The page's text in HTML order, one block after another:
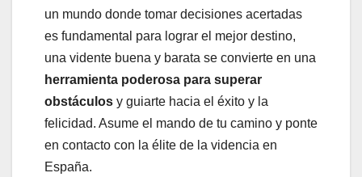
un mundo donde tomar decisiones acertadas
es fundamental para lograr el mejor destino,
una vidente buena y barata se convierte en una
herramienta poderosa para superar
obstáculos y guiarte hacia el éxito y la
felicidad. Asume el mando de tu camino y ponte
en contacto con la élite de la videncia en
España.